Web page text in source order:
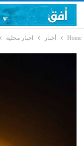
Home أخبار اخبار محلية